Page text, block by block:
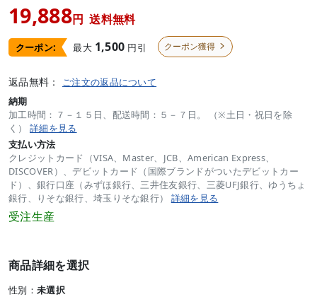
19,888円 送料無料
クーポン: 最大 1,500 円引 クーポン獲得 
返品無料： ご注文の返品について
納期
加工時間：７－１５日、配送時間：５－７日。 （※土日・祝日を除
く） 詳細を見る
支払い方法
クレジットカード（VISA、Master、JCB、American Express、
DISCOVER）、デビットカード（国際ブランドがついたデビットカー
ド）、銀行口座（みずほ銀行、三井住友銀行、三菱UFJ銀行、ゆうちょ
銀行、りそな銀行、埼玉りそな銀行） 詳細を見る
受注生産
商品詳細を選択
性別： 未選択